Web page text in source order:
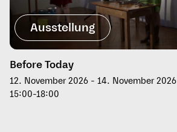
Ausstellung
Before Today
12. November 2026 - 14. November 2026
15:00-18:00